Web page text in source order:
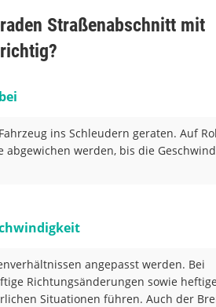
Straßenabschnitt mit
ins Schleudern geraten. Auf
werden, bis die
angepasst werden. Bei
Richtungsänderungen sowie
Situationen führen. Auch der